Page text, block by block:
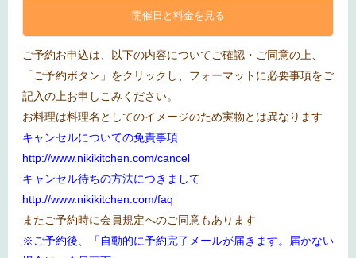
開催日と料金を見る
ご予約お申込は、以下の内容についてご確認・ご同意の上、
「ご予約ボタン」をクリックし、フォーマットに必要事項をご
記入の上お申しこみください。
お料理は料理名としてのイメージのため実物とは異なります
キャンセルについての免責事項
http://www.nikikitchen.com/cancel
キャンセル待ちの方法につきまして
http://www.nikikitchen.com/faq
またご予約時に会員規定へのご同意もあります
※ご予約後、「自動的に予約完了メールが届きます。届かない